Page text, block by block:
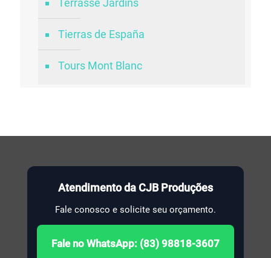
Terrasse Jardins
Tierras de España
Tours Mont Blanc
Atendimento da CJB Produções
Fale conosco e solicite seu orçamento.
Fale no WhatsApp: (83) 98818-3607